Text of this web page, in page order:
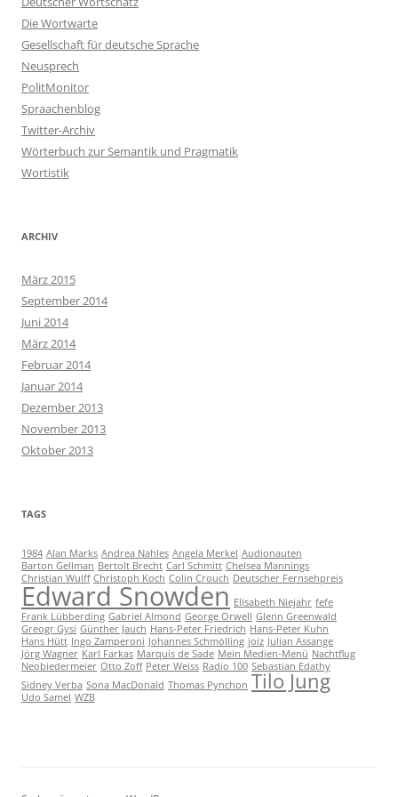
Die Wortwarte
Gesellschaft für deutsche Sprache
Neusprech
PolitMonitor
Spraachenblog
Twitter-Archiv
Wörterbuch zur Semantik und Pragmatik
Wortistik
ARCHIV
März 2015
September 2014
Juni 2014
März 2014
Februar 2014
Januar 2014
Dezember 2013
November 2013
Oktober 2013
TAGS
1984 Alan Marks Andrea Nahles Angela Merkel Audionauten
Barton Gellman Bertolt Brecht Carl Schmitt Chelsea Mannings
Christian Wulff Christoph Koch Colin Crouch Deutscher Fernsehpreis
Edward Snowden Elisabeth Niejahr fefe
Frank Lübberding Gabriel Almond George Orwell Glenn Greenwald
Greogr Gysi Günther Jauch Hans-Peter Friedrich Hans-Peter Kuhn
Hans Hütt Ingo Zamperoni Johannes Schmölling joiz Julian Assange
Jörg Wagner Karl Farkas Marquis de Sade Mein Medien-Menü Nachtflug
Neobiedermeier Otto Zoff Peter Weiss Radio 100 Sebastian Edathy
Sidney Verba Sona MacDonald Thomas Pynchon Tilo Jung
Udo Samel WZB